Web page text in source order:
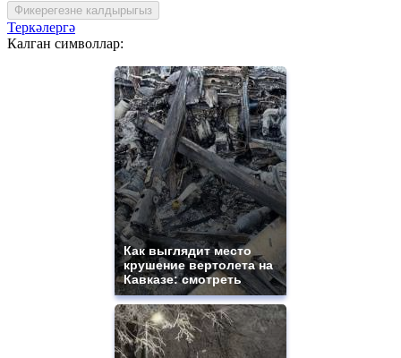
Фикерегезне калдырыгыз
Теркәлергә
Калган символлар:
Как выглядит место
крушение вертолета на
Кавказе: смотреть